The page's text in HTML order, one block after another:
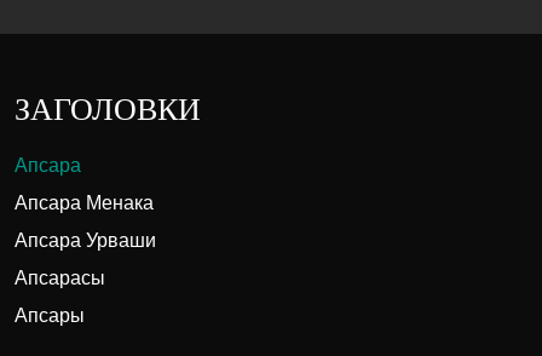
ЗАГОЛОВКИ
Апсара
Апсара Менака
Апсара Урваши
Апсарасы
Апсары